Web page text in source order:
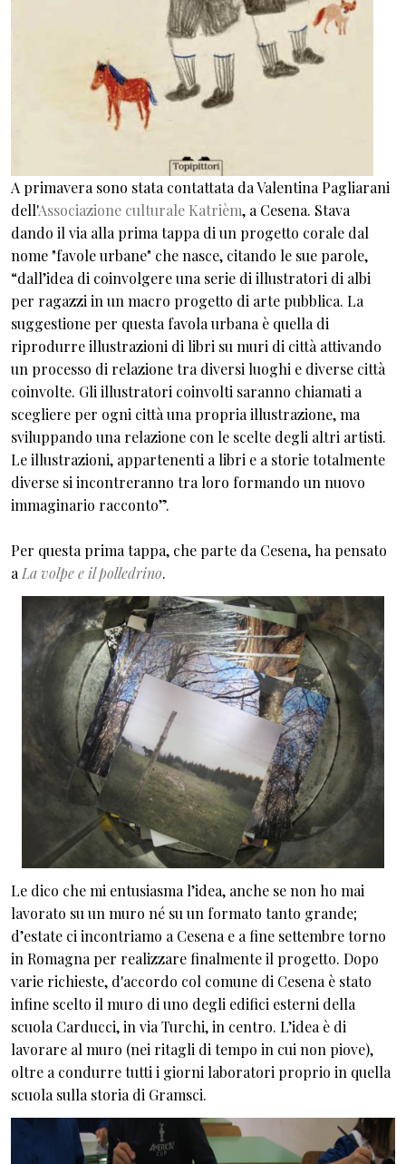
A primavera sono stata contattata da Valentina Pagliarani
dell'Associazione culturale Katrièm, a Cesena. Stava
dando il via alla prima tappa di un progetto corale dal
nome "favole urbane" che nasce, citando le sue parole,
“dall’idea di coinvolgere una serie di illustratori di albi
per ragazzi in un macro progetto di arte pubblica. La
suggestione per questa favola urbana è quella di
riprodurre illustrazioni di libri su muri di città attivando
un processo di relazione tra diversi luoghi e diverse città
coinvolte. Gli illustratori coinvolti saranno chiamati a
scegliere per ogni città una propria illustrazione, ma
sviluppando una relazione con le scelte degli altri artisti.
Le illustrazioni, appartenenti a libri e a storie totalmente
diverse si incontreranno tra loro formando un nuovo
immaginario racconto”.
Per questa prima tappa, che parte da Cesena, ha pensato
a La volpe e il polledrino.
Le dico che mi entusiasma l’idea, anche se non ho mai
lavorato su un muro né su un formato tanto grande;
d’estate ci incontriamo a Cesena e a fine settembre torno
in Romagna per realizzare finalmente il progetto. Dopo
varie richieste, d'accordo col comune di Cesena è stato
infine scelto il muro di uno degli edifici esterni della
scuola Carducci, in via Turchi, in centro. L’idea è di
lavorare al muro (nei ritagli di tempo in cui non piove),
oltre a condurre tutti i giorni laboratori proprio in quella
scuola sulla storia di Gramsci.